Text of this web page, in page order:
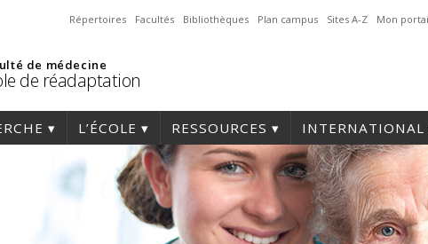
Répertoires Facultés Bibliothèques Plan campus Sites A-Z Mon
de médecine
de réadaptation
L’ÉCOLE RESSOURCES INTERNATIONAL